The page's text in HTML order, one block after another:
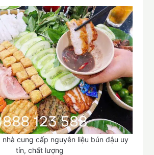
nhà cung cấp nguyên liệu bún đậu uy
tín, chất lượng